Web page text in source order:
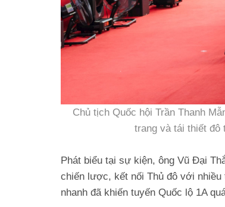
Chủ tịch Quốc hội Trần Thanh
trang và tái thiết đô
Phát biểu tại sự kiện, ông Vũ Đại
chiến lược, kết nối Thủ đô với
nhanh đã khiến tuyến Quốc lộ 1A